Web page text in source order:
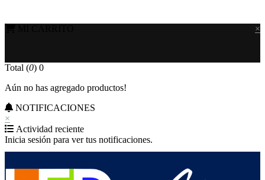
×
Total (0) 0
Aún no has agregado productos!
NOTIFICACIONES
×
Actividad reciente
Inicia sesión para ver tus notificaciones.